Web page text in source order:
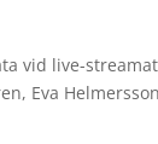
vid live-
Eva